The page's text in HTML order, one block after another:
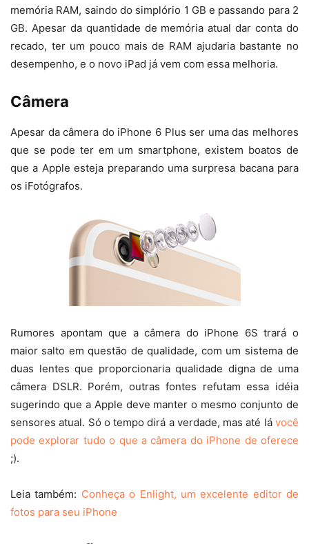
memória RAM, saindo do simplório 1 GB e passando para 2
GB. Apesar da quantidade de memória atual dar conta do
recado, ter um pouco mais de RAM ajudaria bastante no
desempenho, e o novo iPad já vem com essa melhoria.
Câmera
Apesar da câmera do iPhone 6 Plus ser uma das melhores
que se pode ter em um smartphone, existem boatos de
que a Apple esteja preparando uma surpresa bacana para
os iFotógrafos.
Rumores apontam que a câmera do iPhone 6S trará o
maior salto em questão de qualidade, com um sistema de
duas lentes que proporcionaria qualidade digna de uma
câmera DSLR. Porém, outras fontes refutam essa idéia
sugerindo que a Apple deve manter o mesmo conjunto de
sensores atual. Só o tempo dirá a verdade, mas até lá você
pode explorar tudo o que a câmera do iPhone de oferece
;).
Leia também: Conheça o Enlight, um excelente editor de
fotos para seu iPhone